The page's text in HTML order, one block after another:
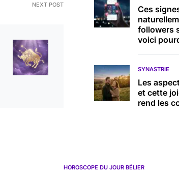
NEXT POST
Ces
followers
voici
SYNASTRIE
Les
et cette
rend les
HOROSCOPE DU JOUR BÉLIER